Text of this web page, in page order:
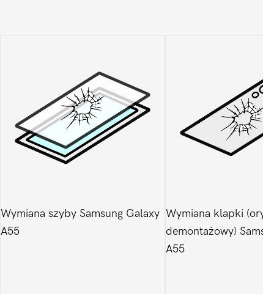
Wymiana szyby Samsung Galaxy
A55
Wymiana klapki
demontażowy)
A55